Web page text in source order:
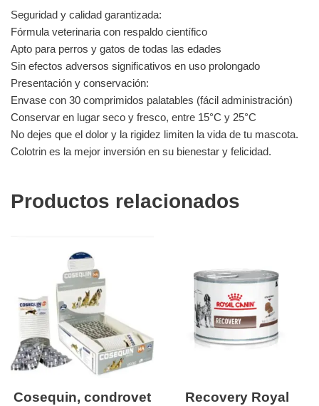
Seguridad y calidad garantizada:
Fórmula veterinaria con respaldo científico
Apto para perros y gatos de todas las edades
Sin efectos adversos significativos en uso prolongado
Presentación y conservación:
Envase con 30 comprimidos palatables (fácil administración)
Conservar en lugar seco y fresco, entre 15°C y 25°C
No dejes que el dolor y la rigidez limiten la vida de tu mascota.
Colotrin es la mejor inversión en su bienestar y felicidad.
Productos relacionados
Cosequin, condrovet
Recovery Royal